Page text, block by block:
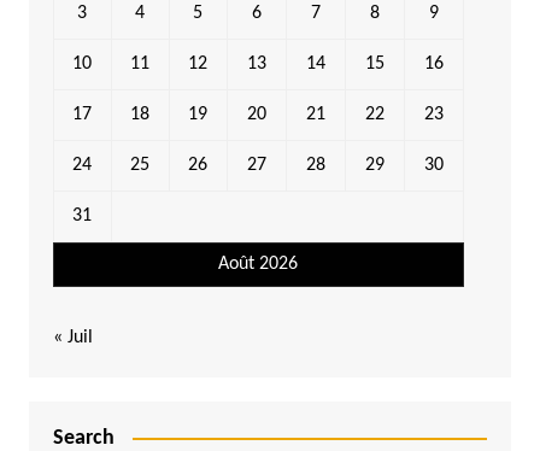
Août 2026
3 4 5 6 7 8 9
10 11 12 13 14 15 16
17 18 19 20 21 22 23
24 25 26 27 28 29 30
31
« Juil
Search